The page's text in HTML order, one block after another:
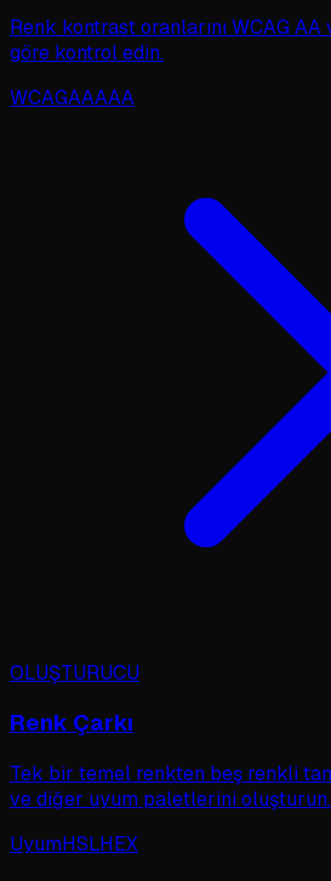
Renk kontrast oranlarını WCAG
göre kontrol edin.
WCAGAAAAA
OLUŞTURUCU
Renk Çarkı
Tek bir temel renkten beş renkli
ve diğer uyum paletlerini oluşturun.
UyumHSLHEX